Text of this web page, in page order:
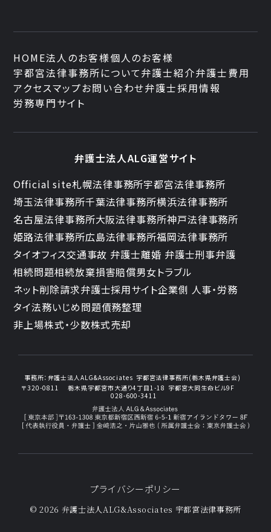
HOME法人のお客様個人のお客様
宇都宮法律事務所について弁護士紹介弁護士費用
アクセスマップお問い合わせ弁護士採用情報
労務専門サイト
弁護士法人ALG運営サイト
Official site札幌法律事務所宇都宮法律事務所
埼玉法律事務所千葉法律事務所横浜法律事務所
名古屋法律事務所大阪法律事務所神戸法律事務所
姫路法律事務所広島法律事務所福岡法律事務所
タイオフィス交通事故 弁護士離婚 弁護士刑事弁護
相続問題相続放棄損害賠償男女トラブル
ネット削除請求弁護士採用サイト企業側 人事・労務
タイ法務いじめ問題債務整理
非上場株式・少数株式売却
事務所： 弁護士法人ALG&Associates 宇都宮法律事務所(栃木県弁護士会)
〒320-0811
栃木県宇都宮市大通り4丁目1-18 宇都宮大同生命ビル9F
028-600-3411
プライバシーポリシー
© 2026 弁護士法人ALG&Associates 宇都宮法律事務所